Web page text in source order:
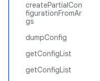
createPartialCon
figurationFromAr
gs
dumpConfig
getConfigList
getConfigList